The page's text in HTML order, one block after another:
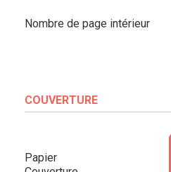
Nombre de page intérieur
COUVERTURE
Papier